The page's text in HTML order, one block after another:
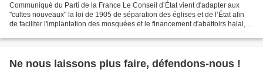
Communiqué du Parti de la France Le Conseil d’État vient d'adapter aux
"cultes nouveaux" la loi de 1905 de séparation des églises et de l’État afin
de faciliter l'implantation des mosquées et le financement d'abattoirs halal, et
Ne nous laissons plus faire, défendons-nous !